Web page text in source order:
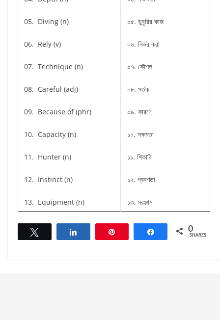
05. Diving (n)
06. Rely (v)
07. Technique (n)
08. Careful (adj)
09. Because of (phr)
10. Capacity (n)
11. Hunter (n)
12. Instinct (n)
13. Equipment (n)
০৫. ডুবুরির কাজ
০৬. নির্ভর করা
০৭. কৌশল
০৮. সর্তক
০৯. কারণে
১০. সক্ষমতা
১১. শিকারি
১২. প্রবণতা
১৩. সরঞ্জাম
Share 0
SHARES